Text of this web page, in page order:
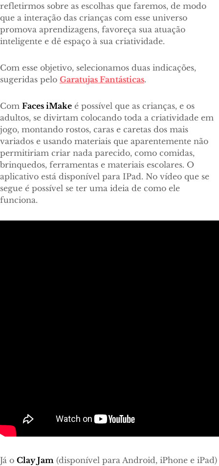
refletirmos sobre as escolhas que faremos, de modo
que a interação das crianças com esse universo
promova aprendizagens, favoreça sua atuação
inteligente e dê espaço à sua criatividade.
Com esse objetivo, selecionamos duas indicações,
sugeridas pelo Garatujas Fantásticas.
Com Faces iMake é possível que as crianças, e os
adultos, se divirtam colocando toda a criatividade em
jogo, montando rostos, caras e caretas dos mais
variados e usando materiais que aparentemente não
permitiriam criar nada parecido, como comidas,
brinquedos, ferramentas e materiais escolares. O
aplicativo está disponível para IPad. No vídeo que se
segue é possível se ter uma ideia de como ele
funciona.
Já o Clay Jam (disponível para Android, iPhone e iPad)